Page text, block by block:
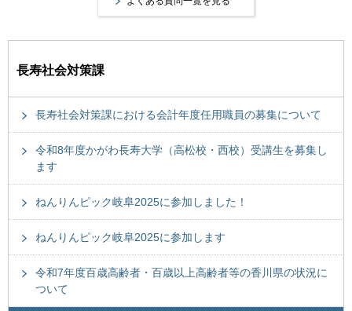
長寿社会対策課
長寿社会対策課における会計年度任用職員の募集について
令和8年度かがわ長寿大学（高松校・西校）受講生を募集し
ます
ねんりんピック岐阜2025に参加しました！
ねんりんピック岐阜2025に参加します
令和7年度百歳高齢者・百歳以上高齢者等の香川県の状況に
ついて